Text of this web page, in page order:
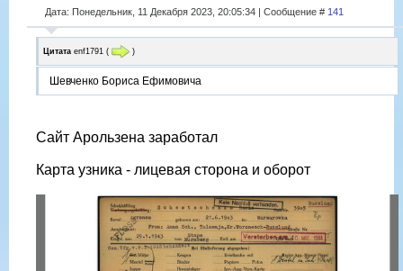
Дата: Понедельник, 11 Декабря 2023, 20:05:34 | Сообщение # 141
Цитата enf1791 ( )
Шевченко Бориса Ефимовича
Сайт Арользена заработал
Карта узника - лицевая сторона и оборот